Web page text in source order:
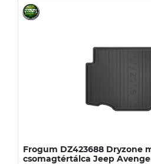
Frogum DZ423688 Dryzone
csomagtértálca Jeep